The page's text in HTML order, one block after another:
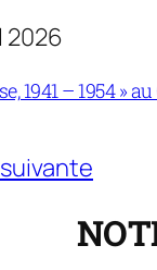
2026
1941 – 1954 »